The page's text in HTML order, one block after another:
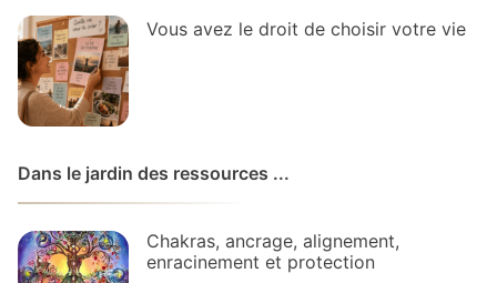
Vous avez le droit de choisir votre vie
Dans le jardin des ressources ...
Chakras, ancrage, alignement,
enracinement et protection